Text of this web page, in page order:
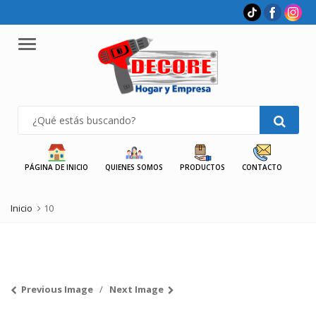
Menu
PÁGINA DE INICIO QUIENES SOMOS PRODUCTOS CONTACTO
Inicio 10
Previous Image Next Image